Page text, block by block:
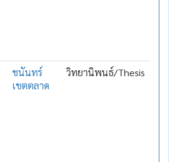
ชนันทร์
เขตตลาด
วิทยานิพนธ์/Thesis